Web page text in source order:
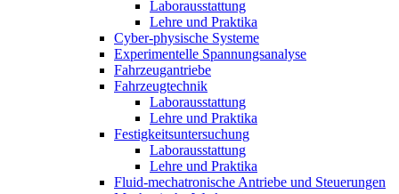
Laborausstattung
Lehre und Praktika
Cyber-physische Systeme
Experimentelle Spannungsanalyse
Fahrzeugantriebe
Fahrzeugtechnik
Laborausstattung
Lehre und Praktika
Festigkeitsuntersuchung
Laborausstattung
Lehre und Praktika
Fluid-mechatronische Antriebe und Steuerungen